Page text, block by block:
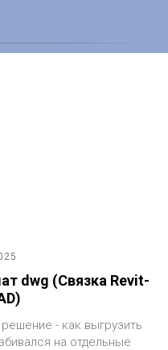
dwg (Связка Revit-
- как выгрузить
на отдельные